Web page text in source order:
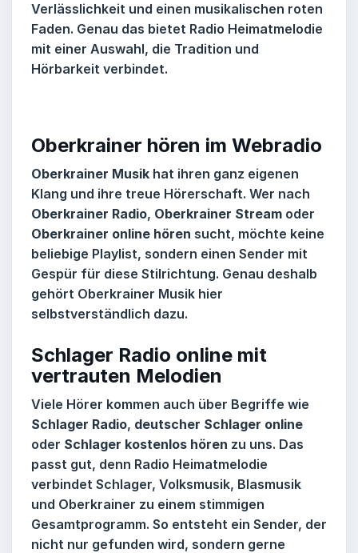
Verlässlichkeit und einen musikalischen roten
Faden. Genau das bietet Radio Heimatmelodie
mit einer Auswahl, die Tradition und
Hörbarkeit verbindet.
Oberkrainer hören im Webradio
Oberkrainer Musik hat ihren ganz eigenen
Klang und ihre treue Hörerschaft. Wer nach
Oberkrainer Radio, Oberkrainer Stream oder
Oberkrainer online hören sucht, möchte keine
beliebige Playlist, sondern einen Sender mit
Gespür für diese Stilrichtung. Genau deshalb
gehört Oberkrainer Musik hier
selbstverständlich dazu.
Schlager Radio online mit
vertrauten Melodien
Viele Hörer kommen auch über Begriffe wie
Schlager Radio, deutscher Schlager online
oder Schlager kostenlos hören zu uns. Das
passt gut, denn Radio Heimatmelodie
verbindet Schlager, Volksmusik, Blasmusik
und Oberkrainer zu einem stimmigen
Gesamtprogramm. So entsteht ein Sender, der
nicht nur gefunden wird, sondern gerne